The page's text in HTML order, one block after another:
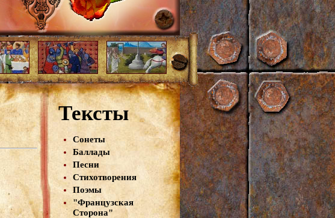
Тексты
Сонеты
Баллады
Песни
Стихотворения
Поэмы
"Французская
Сторона"